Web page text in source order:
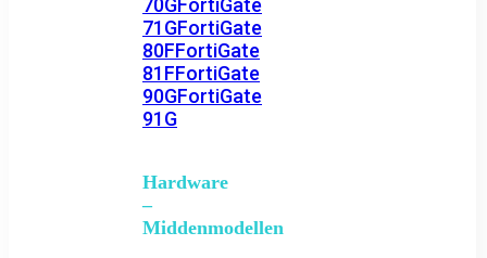
70GFortiGate
71GFortiGate
80FFortiGate
81FFortiGate
90GFortiGate
91G
Hardware
–
Middenmodellen